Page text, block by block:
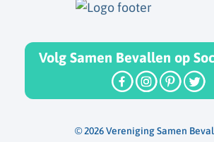
Volg Samen Bevallen op
© 2026 Vereniging Samen